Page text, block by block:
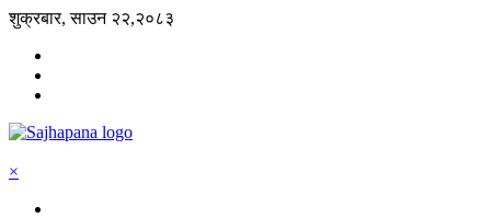
शुक्रबार, साउन २२,२०८३
×